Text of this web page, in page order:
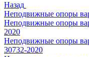
Назад
Неподвижные опоры
Неподвижные опоры
2020
Неподвижные опоры
30732-2020